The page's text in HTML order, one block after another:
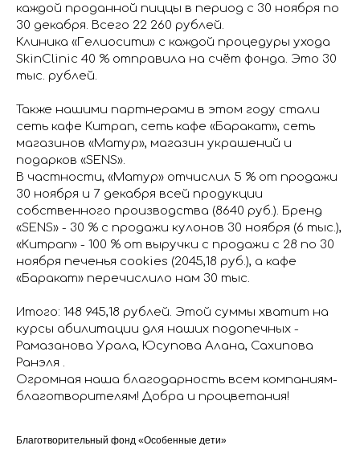
каждой проданной пиццы в период с 30 ноября по
30 декабря. Всего 22 260 рублей.
Клиника «Гелиосити» с каждой процедуры ухода
SkinClinic 40 % отправила на счёт фонда. Это 30
тыс. рублей.
Также нашими партнерами в этом году стали
сеть кафе Kumpan, сеть кафе «Баракат», сеть
магазинов «Матур», магазин украшений и
подарков «SENS».
В частности, «Матур» отчислил 5 % от продажи
30 ноября и 7 декабря всей продукции
собственного производства (8640 руб.). Бренд
«SENS» - 30 % с продажи кулонов 30 ноября (6 тыс.),
«Kumpan» - 100 % от выручки с продажи с 28 по 30
ноября печенья cookies (2045,18 руб.), а кафе
«Баракат» перечислило нам 30 тыс.
Итого: 148 945,18 рублей. Этой суммы хватит на
курсы абилитации для наших подопечных -
Рамазанова Урала, Юсупова Алана, Сахипова
Ранэля .
Огромная наша благодарность всем компаниям-
благотворителям! Добра и процветания!
Благотворительный фонд «Особенные дети»